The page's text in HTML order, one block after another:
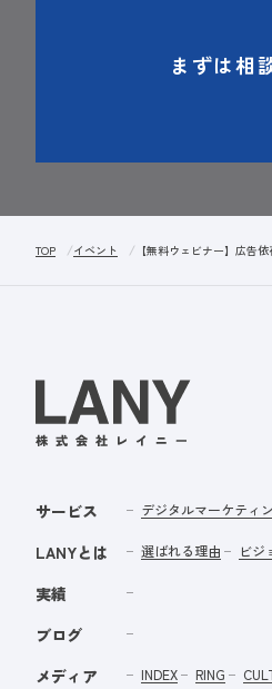
まずは相
TOP イベント 【無料ウェビナー】広告
サービス デジタルマーケティ
LANYとは 選ばれる理由 ビジ
実績
ブログ
メディア
INDEX RING